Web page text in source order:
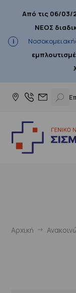
Από τις 06/03/
ΝΕΟΣ
Αρχική